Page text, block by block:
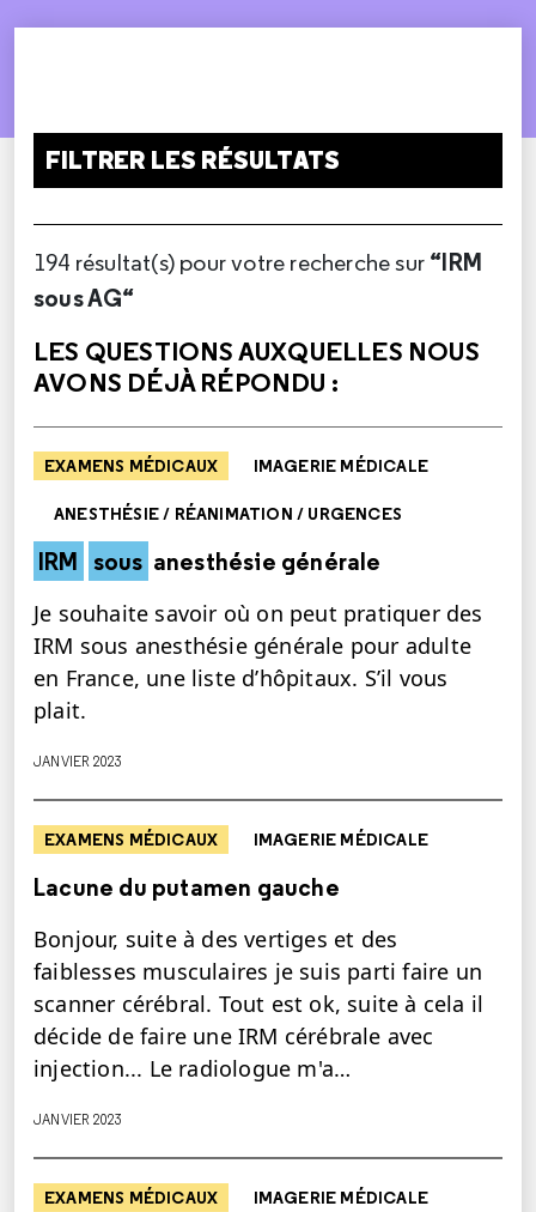
FILTRER LES RÉSULTATS
194 résultat(s) pour votre recherche sur “IRM
sous AG“
LES QUESTIONS AUXQUELLES NOUS
AVONS DÉJÀ RÉPONDU :
EXAMENS MÉDICAUX IMAGERIE MÉDICALE
ANESTHÉSIE / RÉANIMATION / URGENCES
IRM sous anesthésie générale
Je souhaite savoir où on peut pratiquer des
IRM sous anesthésie générale pour adulte
en France, une liste d’hôpitaux. S’il vous
plait.
JANVIER 2023
EXAMENS MÉDICAUX IMAGERIE MÉDICALE
Lacune du putamen gauche
Bonjour, suite à des vertiges et des
faiblesses musculaires je suis parti faire un
scanner cérébral. Tout est ok, suite à cela il
décide de faire une IRM cérébrale avec
injection... Le radiologue m'a…
JANVIER 2023
EXAMENS MÉDICAUX IMAGERIE MÉDICALE